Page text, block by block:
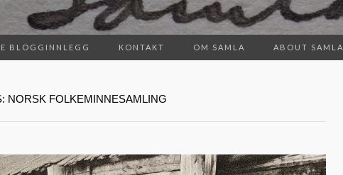
BLOGGINNLEGG KONTAKT OM SAMLA ABOUT SAMLA
NORSK FOLKEMINNESAMLING